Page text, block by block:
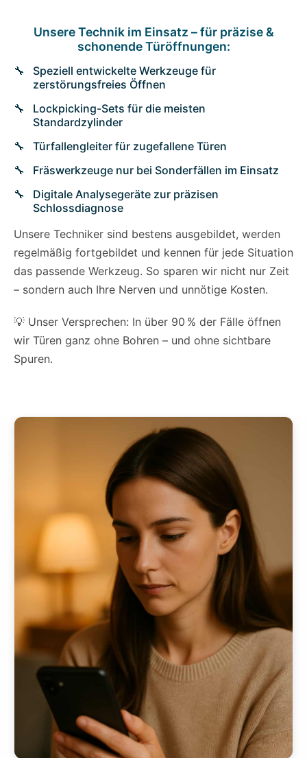
Unsere Technik im Einsatz – für präzise &
schonende Türöffnungen:
Speziell entwickelte Werkzeuge für
zerstörungsfreies Öffnen
Lockpicking-Sets für die meisten
Standardzylinder
Türfallengleiter für zugefallene Türen
Fräswerkzeuge nur bei Sonderfällen im Einsatz
Digitale Analysegeräte zur präzisen
Schlossdiagnose
Unsere Techniker sind bestens ausgebildet, werden
regelmäßig fortgebildet und kennen für jede Situation
das passende Werkzeug. So sparen wir nicht nur Zeit
– sondern auch Ihre Nerven und unnötige Kosten.
💡 Unser Versprechen: In über 90 % der Fälle öffnen
wir Türen ganz ohne Bohren – und ohne sichtbare
Spuren.